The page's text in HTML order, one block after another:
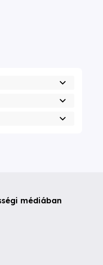
médiában